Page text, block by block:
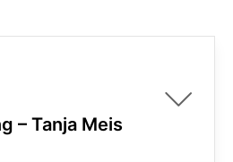
– Tanja Meis